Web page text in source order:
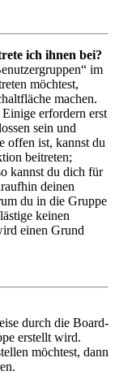
ich ihnen bei?
im
möchtest,
machen.
erfordern erst
sein und
offen ist, kannst du
beitreten;
kannst du dich für
deinen
du in die Gruppe
keinen
einen Grund
durch die Board-
erstellt wird.
möchtest, dann